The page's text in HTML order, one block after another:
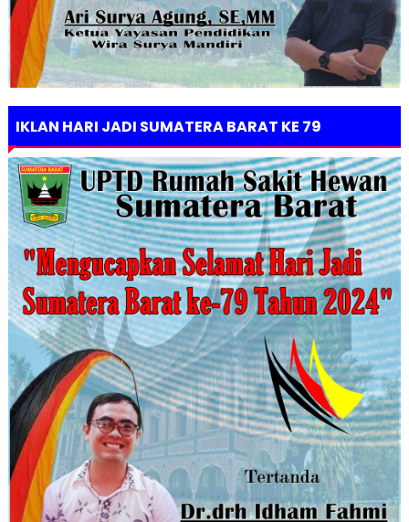
IKLAN HARI JADI SUMATERA BARAT KE 79